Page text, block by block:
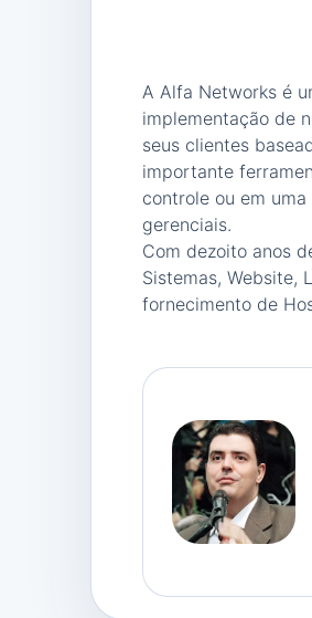
A Alfa Networks é
implementação de
seus clientes
importante
controle ou em
gerenciais.
Com dezoito anos
Sistemas, Website,
fornecimento de